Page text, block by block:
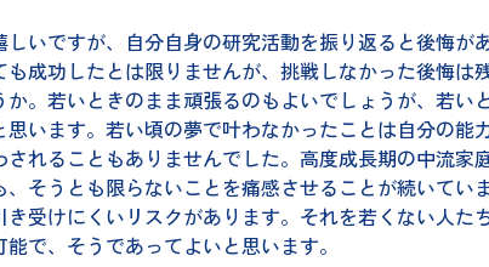
いですが、自分自身の研究活動を振り返ると後悔
成功したとは限りませんが、挑戦しなかった後悔
。若いときのまま頑張るのもよいでしょうが、若い
います。若い頃の夢で叶わなかったことは自分の
れることもありませんでした。高度成長期の中流
そうとも限らないことを痛感させることが続いていま
受けにくいリスクがあります。それを若くない人た
で、そうであってよいと思います。